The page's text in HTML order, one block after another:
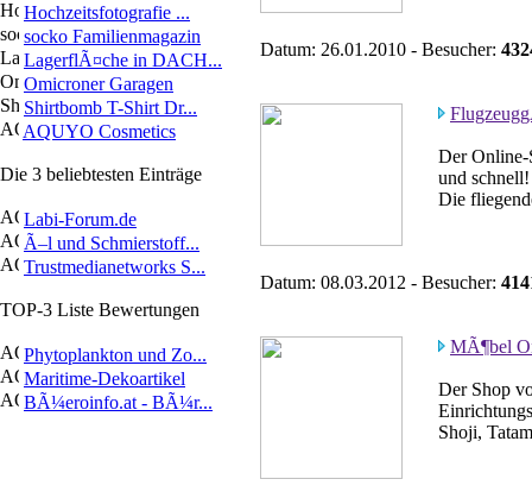
Hochzeitsfotografie ...
socko Familienmagazin
LagerflÃ¤che in DACH...
Omicroner Garagen
Shirtbomb T-Shirt Dr...
AQUYO Cosmetics
Die 3 beliebtesten Einträge
Labi-Forum.de
Ã–l und Schmierstoff...
Trustmedianetworks S...
TOP-3 Liste Bewertungen
Phytoplankton und Zo...
Maritime-Dekoartikel
BÃ¼eroinfo.at - BÃ¼r...
Datum: 26.01.2010 - Besucher:
Der
und
Die
Datum: 08.03.2012 - Besucher:
MÃ¶bel
Der Shop
Shoji,